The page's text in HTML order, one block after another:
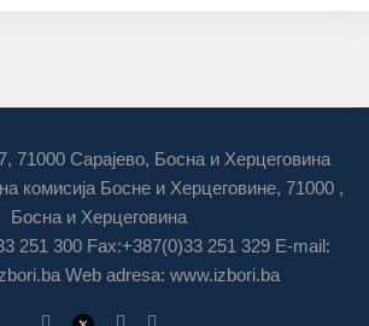
71000 Сарајево, Босна и Херцеговина
комисија Босне и Херцеговине, 71000 ,
Босна и Херцеговина
251 300 Fax:+387(0)33 251 329 E-mail:
Web adresa: www.izbori.ba